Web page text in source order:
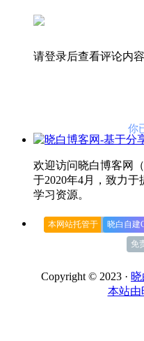
请登录后查看评论内容
你
欢迎访问晓白博客网
于2020年4月，致力
学习资源。
本网站托管于 晓白自建
免
Copyright © 2023 · 晓
本站由